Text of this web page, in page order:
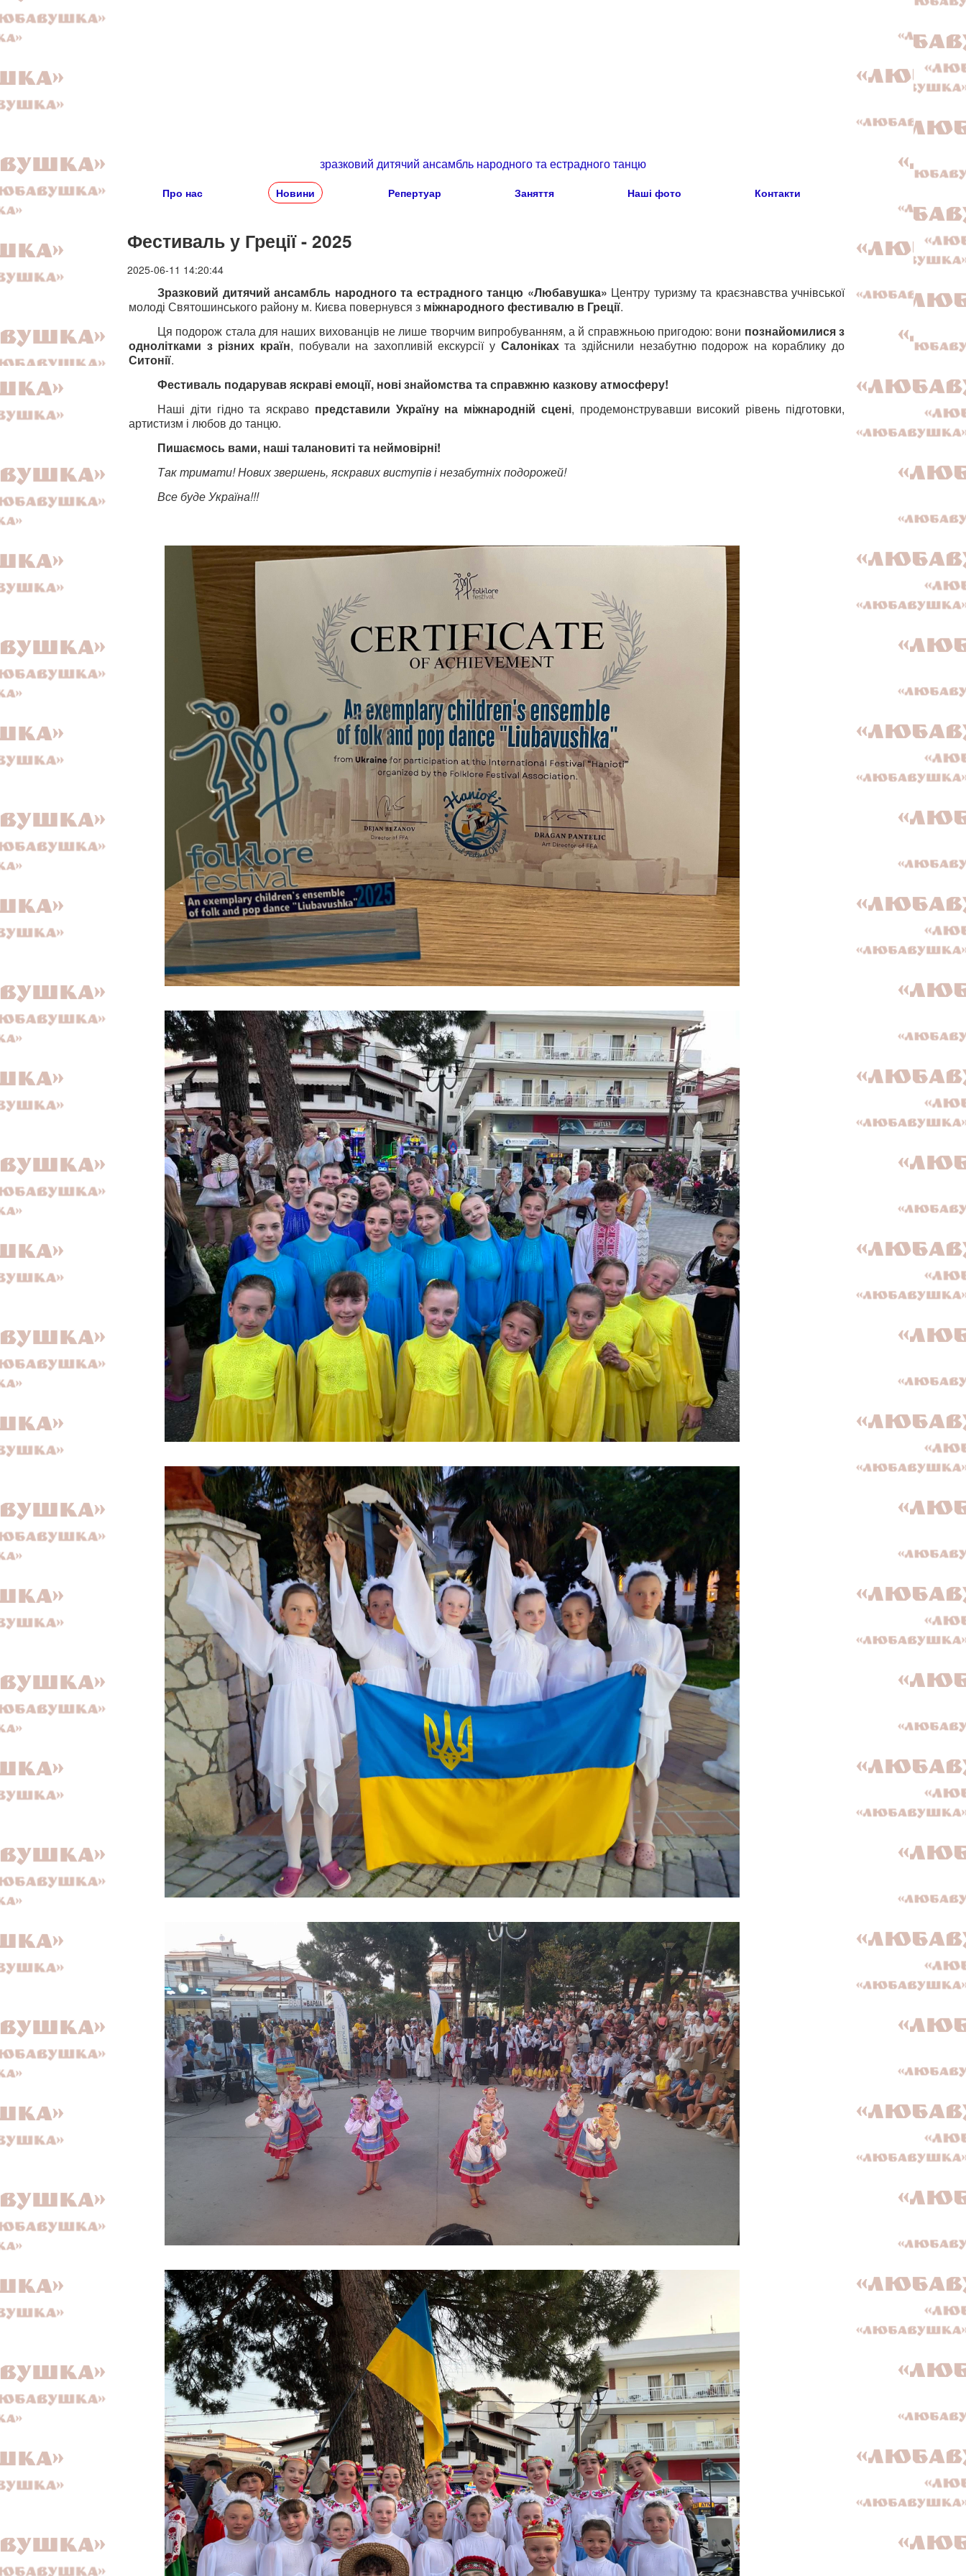
зразковий дитячий ансамбль народного та естрадного танцю
Про нас Новини Репертуар Заняття Наші фото Контакти
Фестиваль у Греції - 2025
2025-06-11 14:20:44
Зразковий дитячий ансамбль народного та естрадного танцю «Любавушка» Центру туризму та краєзнавства учнівської
молоді Святошинського району м. Києва повернувся з міжнародного фестивалю в Греції.
Ця подорож стала для наших вихованців не лише творчим випробуванням, а й справжньою пригодою: вони познайомилися з
однолітками з різних країн, побували на захопливій екскурсії у Салонікахта здійснили незабутню подорож на кораблику до
Ситонії.
Фестиваль подарував яскраві емоції, нові знайомства та справжню казкову атмосферу!
Наші діти гідно та яскраво представили Україну на міжнародній сцені, продемонструвавши високий рівень підготовки,
артистизм і любов до танцю.
Пишаємось вами, наші талановиті та неймовірні!
Так тримати! Нових звершень, яскравих виступів і незабутніх подорожей!
Все буде Україна!!!